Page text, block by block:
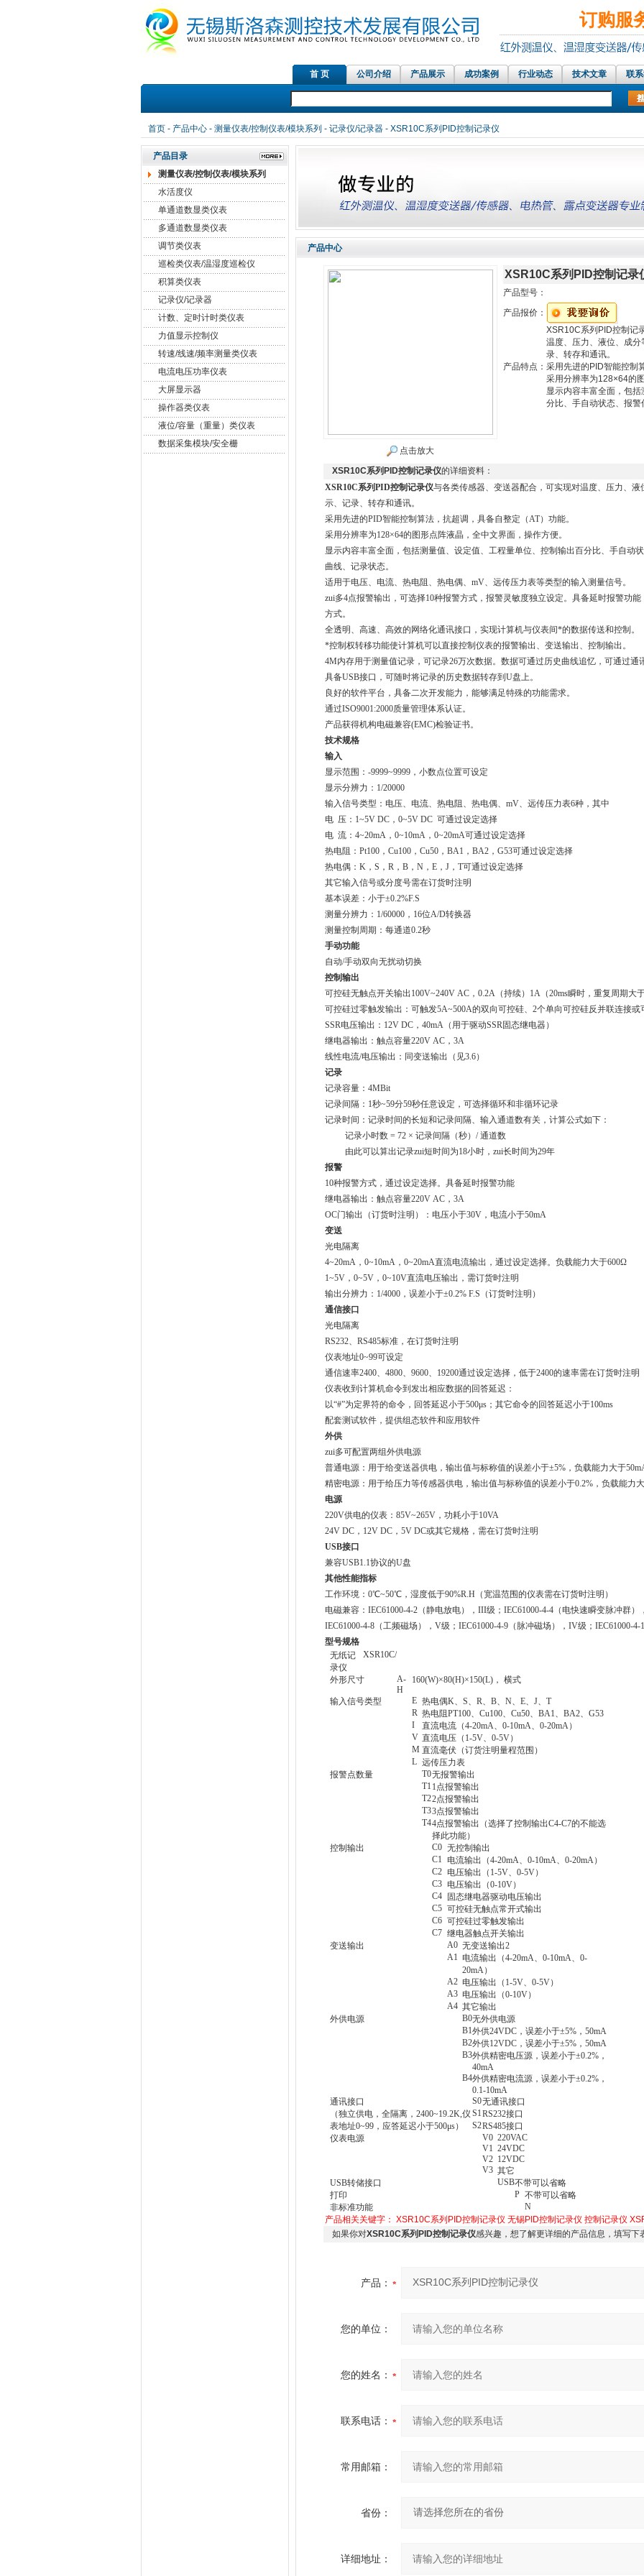
订购服
首 页 公司介绍 产品展示 成功案例 行业动态 技术文章 联
红外测温仪传感器，在线红外测温仪、铝材测温仪，温湿度记录仪
首页- 产品中心- 测量仪表/控制仪表/模块系列 - 记录仪/记录器- XSR10C系列PID控制记录仪
产品目录
测量仪表/控制仪表/模块系列
水活度仪
单通道数显类仪表
多通道数显类仪表
调节类仪表
巡检类仪表/温湿度巡检仪
积算类仪表
记录仪/记录器
计数、定时计时类仪表
力值显示控制仪
转速/线速/频率测量类仪表
电流电压功率仪表
大屏显示器
操作器类仪表
液位/容量（重量）类仪表
数据采集模块/安全栅
产品中心
点击放大
XSR10C系列PID控制记录
产品型号：
产品报价：
产品特点：
XSR10C系列PID控制记
温度、压力、液位、成
录、转存和通讯。
采用先进的PID智能控制
采用分辨率为128×64的
显示内容丰富全面，包
分比、手自动状态、报
XSR10C系列PID控制记录仪的详细资料：
XSR10C系列PID控制记录仪与各类传感器、变送器配合，可实现对温度、压力、
示、记录、转存和通讯。
采用先进的PID智能控制算法，抗超调，具备自整定（AT）功能。
采用分辨率为128×64的图形点阵液晶，全中文界面，操作方便。
显示内容丰富全面，包括测量值、设定值、工程量单位、控制输出百分比、手自动
曲线、记录状态。
适用于电压、电流、热电阻、热电偶、mV、远传压力表等类型的输入测量信号。
zui多4点报警输出，可选择10种报警方式，报警灵敏度独立设定。具备延时报警功
方式。
全透明、高速、高效的网络化通讯接口，实现计算机与仪表间*的数据传送和控制。
*控制权转移功能使计算机可以直接控制仪表的报警输出、变送输出、控制输出。
4M内存用于测量值记录，可记录26万次数据。数据可通过历史曲线追忆，可通过通
具备USB接口，可随时将记录的历史数据转存到U盘上。
良好的软件平台，具备二次开发能力，能够满足特殊的功能需求。
通过ISO9001:2000质量管理体系认证。
产品获得机构电磁兼容(EMC)检验证书。
技术规格
输入
显示范围：-9999~9999，小数点位置可设定
显示分辨力：1/20000
输入信号类型：电压、电流、热电阻、热电偶、mV、远传压力表6种，其中
电 压：1~5V DC，0~5V DC 可通过设定选择
电 流：4~20mA，0~10mA，0~20mA可通过设定选择
热电阻：Pt100，Cu100，Cu50，BA1，BA2，G53可通过设定选择
热电偶：K，S，R，B，N，E，J，T可通过设定选择
其它输入信号或分度号需在订货时注明
基本误差：小于±0.2%F.S
测量分辨力：1/60000，16位A/D转换器
测量控制周期：每通道0.2秒
手动功能
自动/手动双向无扰动切换
控制输出
可控硅无触点开关输出 100V~240V AC，0.2A（持续） 1A（20ms瞬时，重复周期大
可控硅过零触发输出：可触发5A~500A的双向可控硅、2个单向可控硅反并联连接或
SSR电压输出：12V DC，40mA（用于驱动SSR固态继电器）
继电器输出：触点容量220V AC，3A
线性电流/电压输出：同变送输出（见3.6）
记录
记录容量：4MBit
记录间隔：1秒~59分59秒任意设定，可选择循环和非循环记录
记录时间：记录时间的长短和记录间隔、输入通道数有关，计算公式如下：
记录小时数 = 72 × 记录间隔（秒）/ 通道数
由此可以算出记录zui短时间为18小时，zui长时间为29年
报警
10种报警方式，通过设定选择。具备延时报警功能
继电器输出：触点容量220V AC，3A
OC门输出（订货时注明）：电压小于30V，电流小于50mA
变送
光电隔离
4~20mA，0~10mA，0~20mA直流电流输出，通过设定选择。负载能力大于600Ω
1~5V，0~5V，0~10V直流电压输出，需订货时注明
输出分辨力：1/4000，误差小于±0.2% F.S（订货时注明）
通信接口
光电隔离
RS232、RS485标准，在订货时注明
仪表地址0~99可设定
通信速率2400、4800、9600、19200通过设定选择，低于2400的速率需在订货时注明
仪表收到计算机命令到发出相应数据的回答延迟：
以“#”为定界符的命令，回答延迟小于500μs；其它命令的回答延迟小于100ms
配套测试软件，提供组态软件和应用软件
外供
zui多可配置两组外供电源
普通电源：用于给变送器供电，输出值与标称值的误差小于±5%，负载能力大于
精密电源：用于给压力等传感器供电，输出值与标称值的误差小于0.2%，负载能力
电源
220V供电的仪表：85V~265V，功耗小于10VA
24V DC，12V DC，5V DC或其它规格，需在订货时注明
USB接口
兼容USB1.1协议的U盘
其他性能指标
工作环境：0℃~50℃，湿度低于90%R.H（宽温范围的仪表需在订货时注明）
电磁兼容：IEC61000-4-2（静电放电），III级；IEC61000-4-4（电快速瞬变脉冲群
IEC61000-4-8（工频磁场），V级；IEC61000-4-9（脉冲磁场），IV级；IEC61000-
型号规格
无纸记
录仪
XSR10C/
外形尺寸
A-
H
160(W)×80(H)×150(L)， 横式
输入信号类型 E 热电偶K、S、R、B、N、E、J、T
R 热电阻PT100、Cu100、Cu50、BA1、BA2、G53
I
直流电流（4-20mA、0-10mA、0-20mA）
V 直流电压（1-5V、0-5V）
M 直流毫伏（订货注明量程范围）
L 远传压力表
报警点数量
T0无报警输出
T1 1点报警输出
T22点报警输出
T33点报警输出
T44点报警输出（选择了控制输出C4-C7的不能选
择此功能）
控制输出
C0 无控制输出
C1
电流输出（4-20mA、0-10mA、0-20mA）
C2
电压输出（1-5V、0-5V）
C3
电压输出（0-10V）
C4
固态继电器驱动电压输出
C5 可控硅无触点常开式输出
C6 可控硅过零触发输出
C7 继电器触点开关输出
变送输出
A0 无变送输出2
A1 电流输出（4-20mA、0-10mA、0-
20mA）
A2 电压输出（1-5V、0-5V）
A3 电压输出（0-10V）
A4 其它输出
外供电源
B0无外供电源
B1外供24VDC，误差小于±5%，50mA
B2外供12VDC，误差小于±5%，50mA
B3外供精密电压源，误差小于±0.2%，
40mA
B4外供精密电流源，误差小于±0.2%，
0.1-10mA
通讯接口
（独立供电，全隔离，2400~19.2K,仪
表地址0~99，应答延迟小于500μs）
S0无通讯接口
S1RS232接口
S2RS485接口
仪表电源
V0 220VAC
V1 24VDC
V2 12VDC
V3 其它
USB转储接口
USB不带可以省略
打印
P 不带可以省略
非标准功能
N
产品相关关键字： XSR10C系列PID控制记录仪 无锡PID控制记录仪 控制记录仪
如果你对XSR10C系列PID控制记录仪感兴趣，想了解更详细的产品信息，填写下
产品：
您的单位：
您的姓名：
联系电话：
常用邮箱：
省份：
详细地址：